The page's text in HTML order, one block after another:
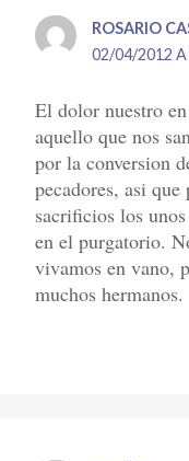
ROSARIO
02/04/2012 A
El dolor nuestro
aquello que nos
por la conversion
pecadores, asi
sacrificios los
en el purgatorio.
vivamos en vano,
muchos hermanos.